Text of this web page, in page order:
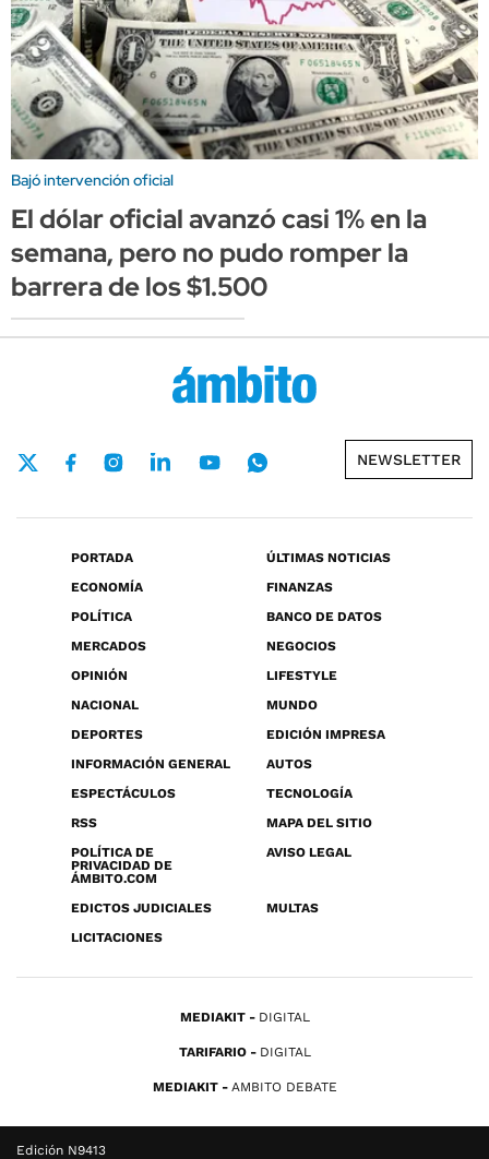
Bajó intervención oficial
El dólar oficial avanzó casi 1% en la
semana, pero no pudo romper la
barrera de los $1.500
NEWSLETTER
PORTADA
ÚLTIMAS NOTICIAS
ECONOMÍA
FINANZAS
POLÍTICA
BANCO DE DATOS
MERCADOS
NEGOCIOS
OPINIÓN
LIFESTYLE
NACIONAL
MUNDO
DEPORTES
EDICIÓN IMPRESA
INFORMACIÓN GENERAL
AUTOS
ESPECTÁCULOS
TECNOLOGÍA
RSS
MAPA DEL SITIO
POLÍTICA DE
PRIVACIDAD DE
ÁMBITO.COM
AVISO LEGAL
EDICTOS JUDICIALES
MULTAS
LICITACIONES
MEDIAKIT DIGITAL
TARIFARIO DIGITAL
MEDIAKIT AMBITO DEBATE
Edición N9413